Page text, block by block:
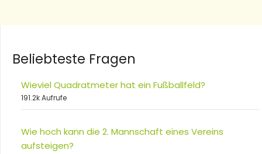
Beliebteste Fragen
Wieviel Quadratmeter hat ein Fußballfeld?
191.2k Aufrufe
Wie hoch kann die 2. Mannschaft eines Vereins
aufsteigen?